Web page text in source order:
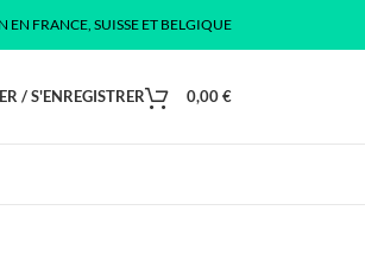
EN FRANCE, SUISSE ET BELGIQUE
/ S'ENREGISTRER 0,00€